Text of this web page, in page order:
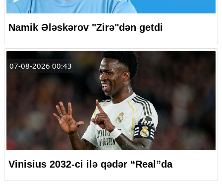
Namik Ələskərov "Zirə"dən getdi
07-08-2026 00:43
Vinisius 2032-ci ilə qədər “Real”da